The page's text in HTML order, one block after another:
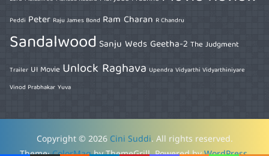
Peddi Peter Raju James Bond Ram Charan R Chandru
Sandalwood Sanju Weds Geetha-2 The Judgment
Trailer UI Movie Unlock Raghava Upendra Vidyarthi Vidyarthiniyare
Vinod Prabhakar Yuva
Copyright © 2026 Cini Suddi. All rights reserved.